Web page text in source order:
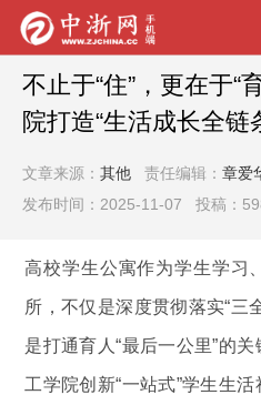
不止于“住”，更在于“
院打造“生活成长全链
文章来源： 其他 责任编辑： 章爱
发布时间：2025-11-07 投稿：
高校学生公寓作为学生学习
所，不仅是深度贯彻落实“三
是打通育人“最后一公里”的
工学院创新“一站式”学生生